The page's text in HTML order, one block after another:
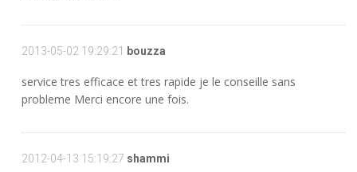
2013-05-02 19:29:21 bouzza
service tres efficace et tres rapide je le conseille sans
probleme Merci encore une fois.
2012-04-13 15:19:27 shammi